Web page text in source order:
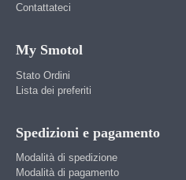
Contattateci
My Smotol
Stato Ordini
Lista dei preferiti
Spedizioni e pagamento
Modalità di spedizione
Modalità di pagamento